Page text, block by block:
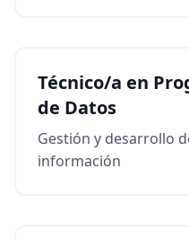
Técnico/a en
de Datos
Gestión y desarrollo
información